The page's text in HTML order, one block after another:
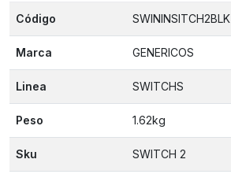
Código SWININSITCH2BLK
Marca GENERICOS
Linea SWITCHS
Peso 1.62kg
Sku SWITCH 2